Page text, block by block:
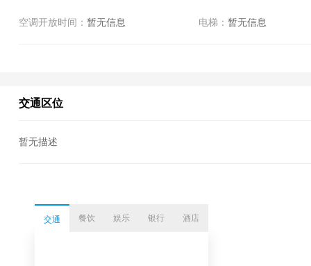
空调开放时间： 暂无信息 电梯：暂无信息
交通区位
暂无描述
交通 餐饮 娱乐 银行 酒店